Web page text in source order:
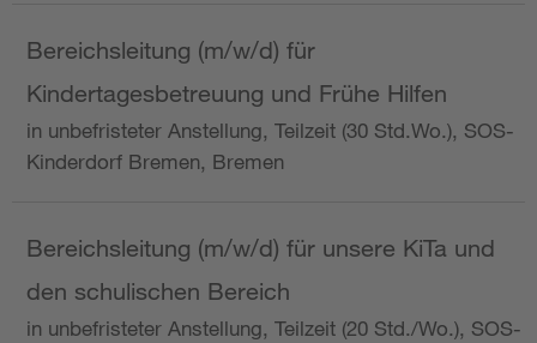
Bereichsleitung (m/w/d) für
Kindertagesbetreuung und Frühe Hilfen
in unbefristeter Anstellung, Teilzeit (30 Std.Wo.), SOS-
Kinderdorf Bremen, Bremen
Bereichsleitung (m/w/d) für unsere KiTa und
den schulischen Bereich
in unbefristeter Anstellung, Teilzeit (20 Std./Wo.), SOS-